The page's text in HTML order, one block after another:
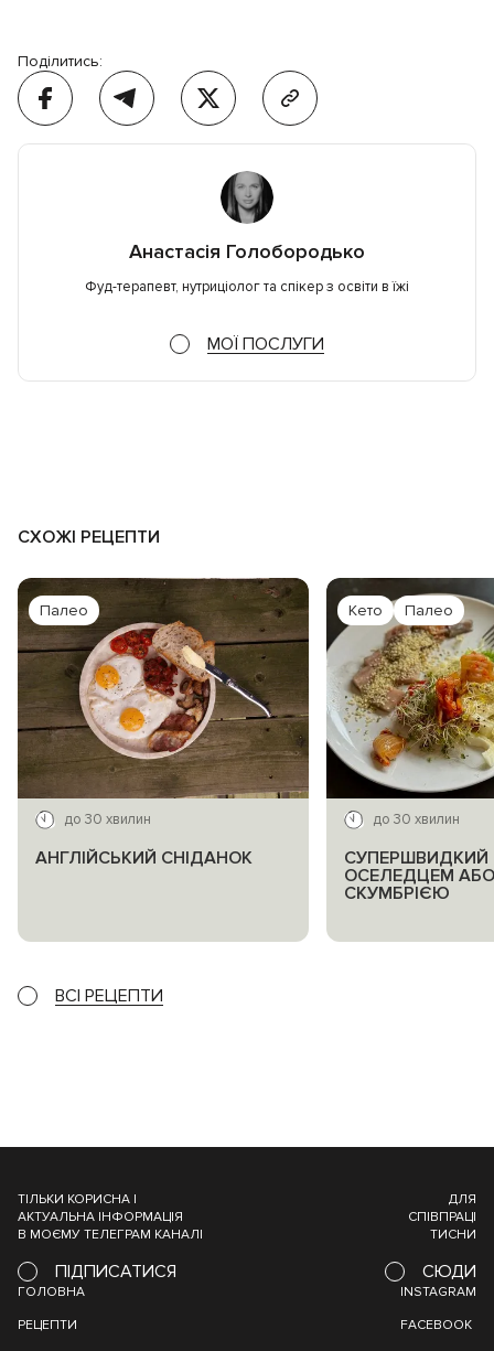
Поділитись:
Анастасія Голобородько
Фуд-терапевт, нутриціолог та спікер з освіти в їжі
МОЇ ПОСЛУГИ
СХОЖІ РЕЦЕПТИ
Палео
до 30 хвилин
АНГЛІЙСЬКИЙ СНІДАНОК
Кето Палео
до 30 хвилин
СУПЕРШВИДКИЙ
ОСЕЛЕДЦЕМ АБО
СКУМБРІЄЮ
ВСІ РЕЦЕПТИ
ТІЛЬКИ КОРИСНА І
АКТУАЛЬНА ІНФОРМАЦІЯ
В МОЄМУ ТЕЛЕГРАМ КАНАЛІ
ПІДПИСАТИСЯ
ДЛЯ
СПІВПРАЦІ
ТИСНИ
СЮДИ
ГОЛОВНА
РЕЦЕПТИ
INSTAGRAM
FACEBOOK